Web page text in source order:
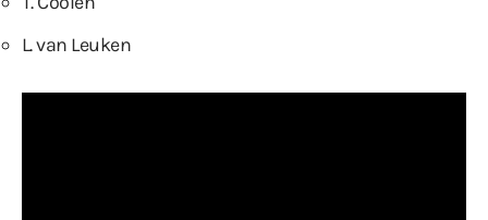
L. van Leuken